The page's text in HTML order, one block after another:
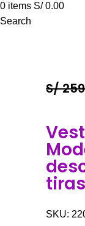
0 items S/0.00
Search
S/
SKU: